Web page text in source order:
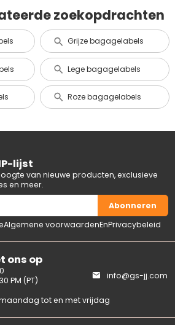
zoekopdrachten
Grijze bagagelabels
Lege bagagelabels
Roze bagagelabels
ons op
tot en met vrijdag
PM (PT)
info@gs-jj.com
lijst
van nieuwe producten, exclusieve
en meer.
Abonneren
Algemene voorwaardenEnPrivacybeleid